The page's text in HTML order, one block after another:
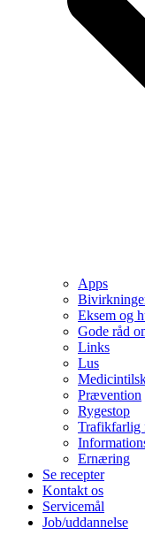
Apps
Eksem og
Gode råd
Links
Lus
Prævention
Rygestop
Trafikfarlig
Ernæring
Se recepter
Kontakt os
Servicemål
Job/uddannelse